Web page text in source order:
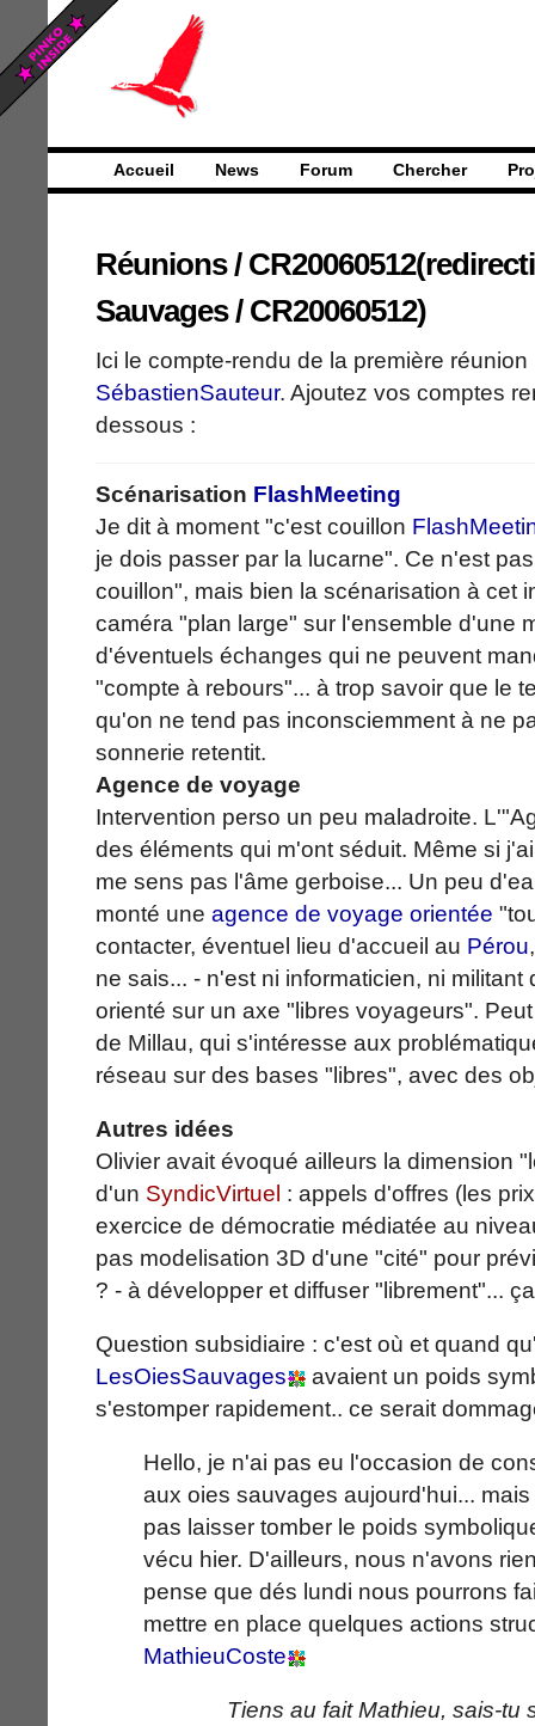
Accueil News Forum Chercher
Réunions/ CR20060512(
Sauvages / CR20060512)
Ici le compte-rendu de la première
SébastienSauteur. Ajoutez vos comptes
dessous :
Scénarisation FlashMeeting
Je dit à moment "c'est couillon
je dois passer par la lucarne". Ce n'est
couillon", mais bien la scénarisation à cet
caméra "plan large" sur l'ensemble d'une
d'éventuels échanges qui ne peuvent
"compte à rebours"... à trop savoir que le
qu'on ne tend pas inconsciemment à ne
sonnerie retentit.
Agence de voyage
Intervention perso un peu maladroite.
des éléments qui m'ont séduit. Même si
me sens pas l'âme gerboise... Un peu
monté une agence de voyage orientée
contacter, éventuel lieu d'accueil au Pérou
ne sais... - n'est ni informaticien, ni militant
orienté sur un axe "libres voyageurs".
de Millau, qui s'intéresse aux
réseau sur des bases "libres", avec des
Autres idées
Olivier avait évoqué ailleurs la dimension
d'un SyndicVirtuel : appels d'offres (les
exercice de démocratie médiatée au
pas modelisation 3D d'une "cité" pour
? - à développer et diffuser "librement"...
Question subsidiaire : c'est où et quand
LesOiesSauvages
avaient un poids
s'estomper rapidement.. ce serait
Hello, je n'ai pas eu l'occasion de
aux oies sauvages aujourd'hui...
pas laisser tomber le poids
vécu hier. D'ailleurs, nous n'avons
pense que dés lundi nous pourrons
mettre en place quelques actions
MathieuCoste
Tiens au fait Mathieu, sais-tu